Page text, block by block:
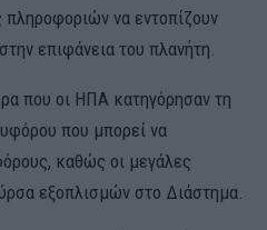
πληροφοριών να εντοπίζουν
επιφάνεια του πλανήτη.
που οι ΗΠΑ κατηγόρησαν τη
που μπορεί να
καθώς οι μεγάλες
εξοπλισμών στο Διάστημα.